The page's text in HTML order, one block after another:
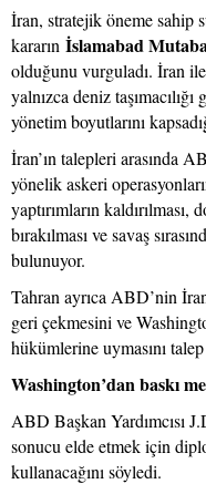
İran, stratejik öneme sahip
kararın İslamabad
olduğunu vurguladı. İran
yalnızca deniz
yönetim boyutlarını
İran’ın talepleri arasında
yönelik askeri
yaptırımların
bırakılması ve savaş
bulunuyor.
Tahran ayrıca ABD’nin
geri çekmesini ve
hükümlerine uymasını
Washington’dan baskı
ABD Başkan Yardımcısı
sonucu elde etmek için
kullanacağını söyledi.